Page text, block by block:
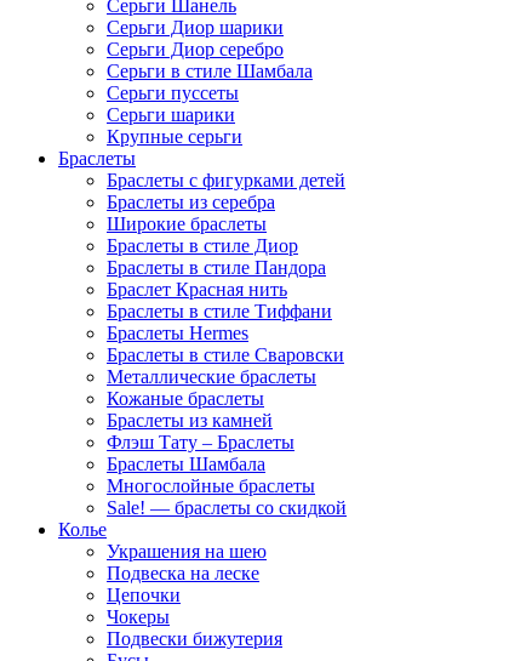
Серьги Шанель
Серьги Диор шарики
Серьги Диор серебро
Серьги в стиле Шамбала
Серьги пуссеты
Серьги шарики
Крупные серьги
Браслеты
Браслеты с фигурками детей
Браслеты из серебра
Широкие браслеты
Браслеты в стиле Диор
Браслеты в стиле Пандора
Браслет Красная нить
Браслеты в стиле Тиффани
Браслеты Hermes
Браслеты в стиле Сваровски
Металлические браслеты
Кожаные браслеты
Браслеты из камней
Флэш Тату – Браслеты
Браслеты Шамбала
Многослойные браслеты
Sale! — браслеты со скидкой
Колье
Украшения на шею
Подвеска на леске
Цепочки
Чокеры
Подвески бижутерия